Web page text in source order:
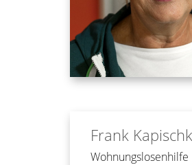
Frank
Wohnungslosenhilfe